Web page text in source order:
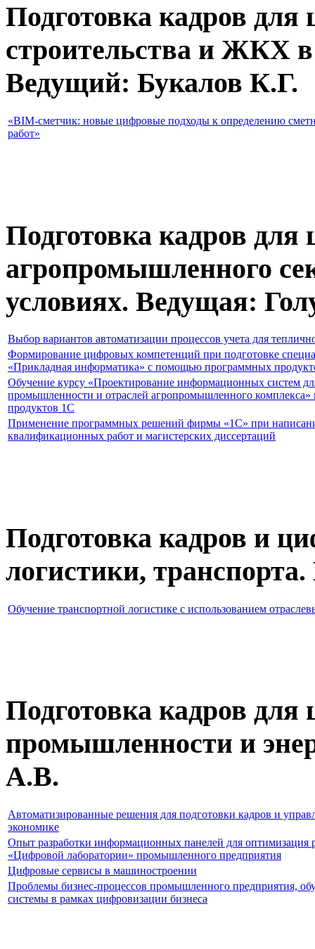
Подготовка кадров
строительства и ЖКХ
Ведущий: Букалов К.Г.
«BIM-сметчик: новые цифровые подходы к определению
работ»
Подготовка кадров
агропромышленного
условиях. Ведущая:
Выбор вариантов автоматизации процессов учета для
Формирование цифровых компетенций при подготовке
«Прикладная информатика» с помощью программных
Обучение курсу «Проектирование информационных систем
промышленности и отраслей агропромышленного комплекса»
продуктов 1С
Применение программных решений фирмы «1С» при
квалификационных работ и магистерских диссертаций
Подготовка кадров и
логистики,
Обучение транспортной логистике с использованием
Подготовка кадров
промышленности и
А.В.
Автоматизированные решения для подготовки кадров и
экономике
Опыт разработки информационных панелей для оптимизация
«Цифровой лаборатории» промышленного предприятия
Цифровые сервисы в машиностроении
Проблемы бизнес-процессов промышленного предприятия,
системы в рамках цифровизации бизнеса